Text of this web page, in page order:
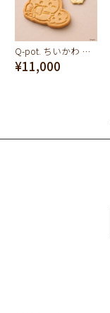
Q-pot. ちいかわ プレーンクッキー ネックレス（ハチワレ）
¥11,000